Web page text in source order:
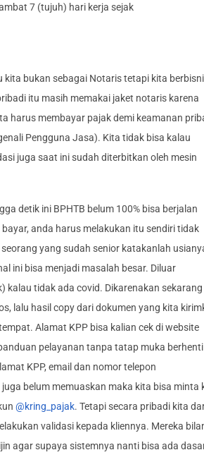
7 (tujuh) hari kerja sejak
bukan sebagai Notaris tetapi kita
itu masih memakai jaket notaris karena
harus membayar pajak demi keamanan
Pengguna Jasa). Kita tidak bisa kalau
juga saat ini sudah diterbitkan oleh mesin
detik ini BPHTB belum 100% bisa berjalan
anda harus melakukan itu sendiri tidak
yang sudah senior katakanlah
ini bisa menjadi masalah besar. Diluar
kalau tidak ada covid. Dikarenakan sekarang
lalu hasil copy dari dokumen yang kita
Alamat KPP bisa kalian cek di website
pelayanan tanpa tatap muka
KPP, email dan nomor telepon
belum memuaskan maka kita bisa minta
@kring_pajak. Tetapi secara pribadi kita
validasi kepada kliennya. Mereka
agar supaya sistemnya nanti bisa ada